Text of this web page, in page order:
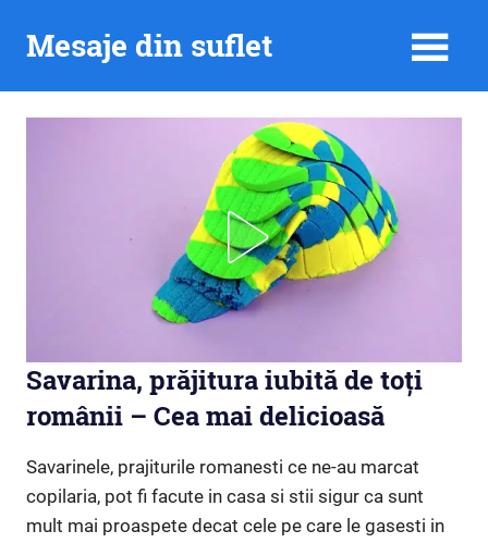
Mesaje din suflet
Savarina, prăjitura iubită de toți
românii – Cea mai delicioasă
Savarinele, prajiturile romanesti ce ne-au marcat
copilaria, pot fi facute in casa si stii sigur ca sunt
mult mai proaspete decat cele pe care le gasesti in